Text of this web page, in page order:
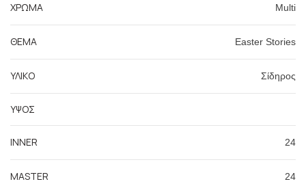
ΧΡΩΜΑ Multi
ΘΕΜΑ Easter Stories
ΥΛΙΚΟ Σίδηρος
ΥΨΟΣ
INNER 24
MASTER 24